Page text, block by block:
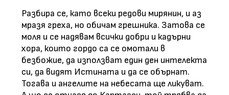
Разбира се, като всеки редови мирянин, и аз
мразя греха, но обичам грешника. Затова се
моля и се надявам всички добри и кадърни
хора, които гордо са се омотали в
безбожие, да използват един ден интелекта
си, да видят Истината и да се обърнат.
Тогава и ангелите на небесата ще ликуват.